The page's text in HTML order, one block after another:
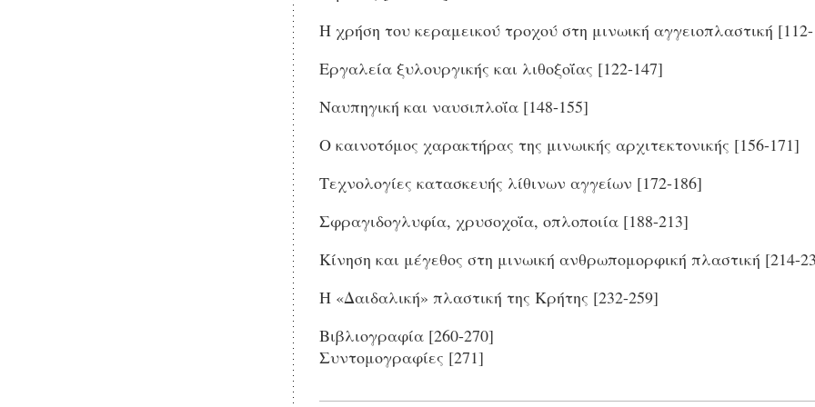
Η χρήση του κεραμεικού τροχού στη μινωική αγγειοπλαστική
Εργαλεία ξυλουργικής και λιθοξοΐας [122-147]
Ναυπηγική και ναυσιπλοΐα [148-155]
Ο καινοτόμος χαρακτήρας της μινωικής αρχιτεκτονικής [156-171]
Τεχνολογίες κατασκευής λίθινων αγγείων [172-186]
Σφραγιδογλυφία, χρυσοχοΐα, οπλοποιία [188-213]
Κίνηση και μέγεθος στη μινωική ανθρωπομορφική πλαστική [214-
Η «Δαιδαλική» πλαστική της Κρήτης [232-259]
Βιβλιογραφία [260-270]
Συντομογραφίες [271]